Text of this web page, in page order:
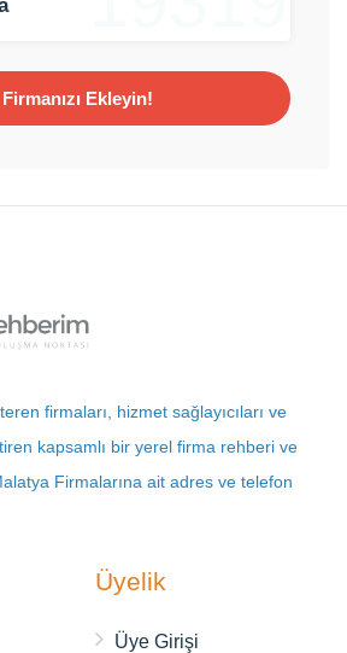
Firmanızı Ekleyin!
firmaları, hizmet sağlayıcıları ve
kapsamlı bir yerel firma rehberi ve
Firmalarına ait adres ve telefon
Üyelik
Üye Girişi